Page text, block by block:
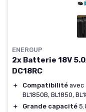
ENERGUP
2x Batterie 18V
DC18RC
＋ Compatibilité avec
BL1850B, BL1850,
＋
Grande capacité